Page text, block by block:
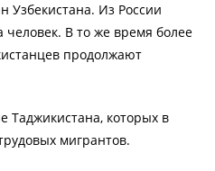
Узбекистана. Из России
В то же время более
продолжают
Таджикистана, которых в
мигрантов.